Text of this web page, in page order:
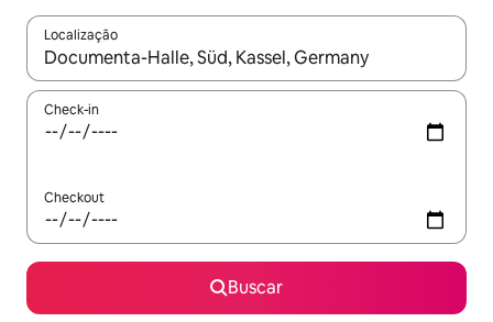
Localização
Quando os resultados estiverem disponíveis, explore-os
Check-in
Checkout
Buscar